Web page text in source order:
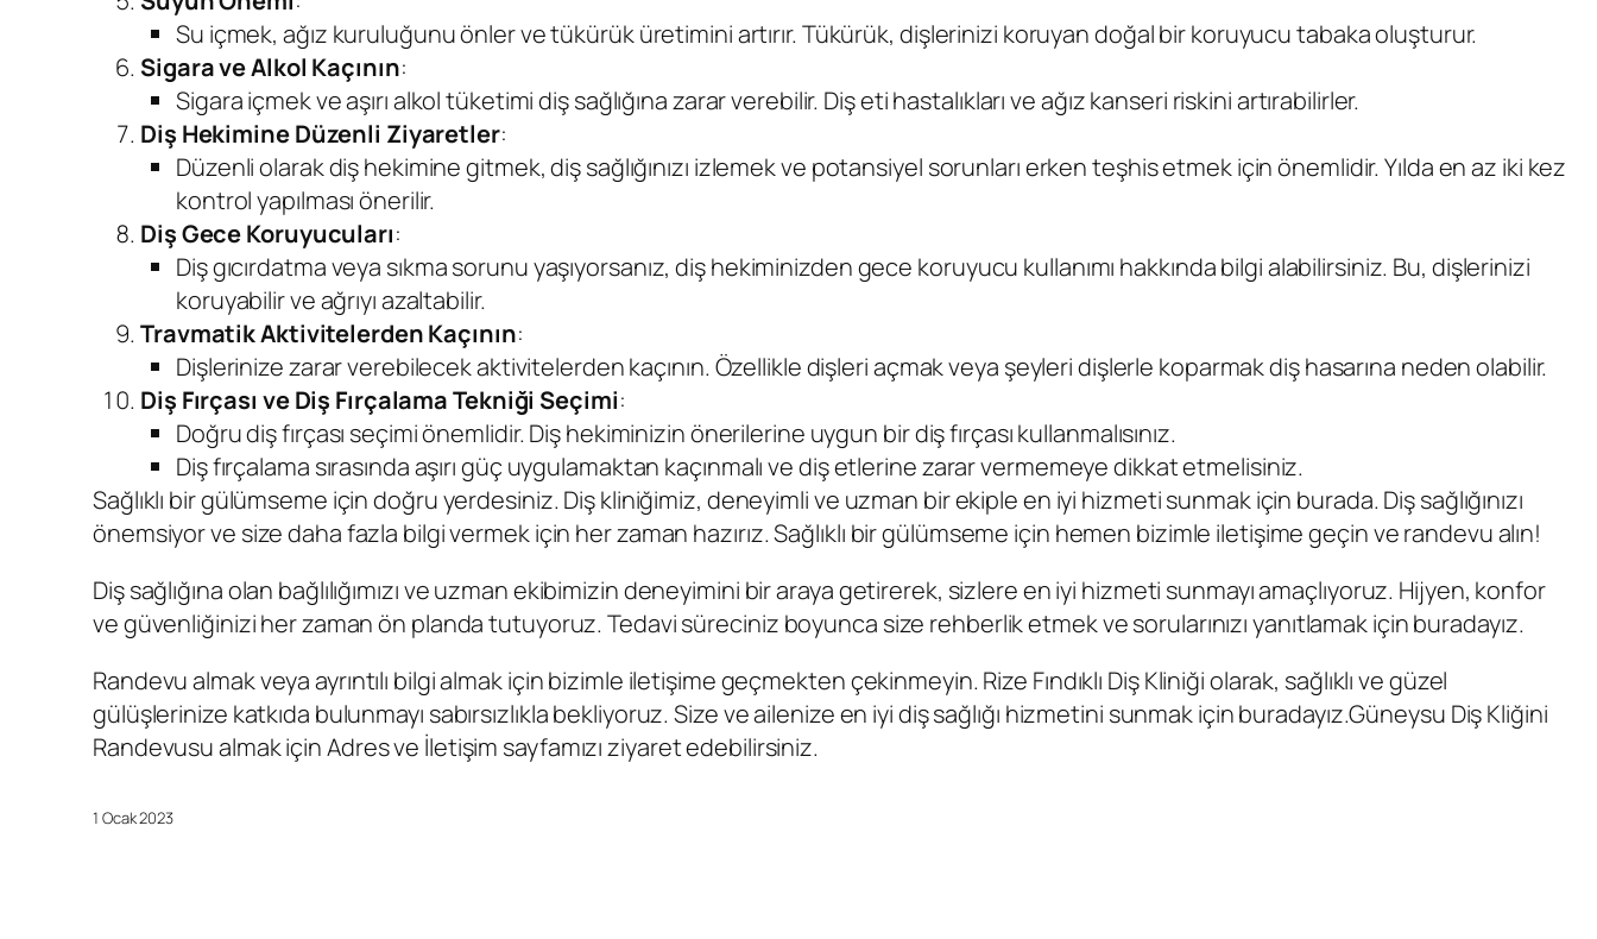
Su içmek, ağız kuruluğunu önler ve tükürük üretimini artırır. Tükürük, dişlerinizi koruyan doğal bir koruyucu tabaka oluşturur.
Sigara ve Alkol Kaçının:
Sigara içmek ve aşırı alkol tüketimi diş sağlığına zarar verebilir. Diş eti hastalıkları ve ağız kanseri riskini artırabilirler.
Diş Hekimine Düzenli Ziyaretler:
Düzenli olarak diş hekimine gitmek, diş sağlığınızı izlemek ve potansiyel sorunları erken teşhis etmek için önemlidir. Yılda en az iki kez
kontrol yapılması önerilir.
Diş Gece Koruyucuları:
Diş gıcırdatma veya sıkma sorunu yaşıyorsanız, diş hekiminizden gece koruyucu kullanımı hakkında bilgi alabilirsiniz. Bu, dişlerinizi
koruyabilir ve ağrıyı azaltabilir.
Travmatik Aktivitelerden Kaçının:
Dişlerinize zarar verebilecek aktivitelerden kaçının. Özellikle dişleri açmak veya şeyleri dişlerle koparmak diş hasarına neden olabilir.
Diş Fırçası ve Diş Fırçalama Tekniği Seçimi:
Doğru diş fırçası seçimi önemlidir. Diş hekiminizin önerilerine uygun bir diş fırçası kullanmalısınız.
Diş fırçalama sırasında aşırı güç uygulamaktan kaçınmalı ve diş etlerine zarar vermemeye dikkat etmelisiniz.
Sağlıklı bir gülümseme için doğru yerdesiniz. Diş kliniğimiz, deneyimli ve uzman bir ekiple en iyi hizmeti sunmak için burada. Diş sağlığınızı
önemsiyor ve size daha fazla bilgi vermek için her zaman hazırız. Sağlıklı bir gülümseme için hemen bizimle iletişime geçin ve randevu alın!
Diş sağlığına olan bağlılığımızı ve uzman ekibimizin deneyimini bir araya getirerek, sizlere en iyi hizmeti sunmayı amaçlıyoruz. Hijyen, konfor
ve güvenliğinizi her zaman ön planda tutuyoruz. Tedavi süreciniz boyunca size rehberlik etmek ve sorularınızı yanıtlamak için buradayız.
Randevu almak veya ayrıntılı bilgi almak için bizimle iletişime geçmekten çekinmeyin. Rize Fındıklı Diş Kliniğiolarak, sağlıklı ve güzel
gülüşlerinize katkıda bulunmayı sabırsızlıkla bekliyoruz. Size ve ailenize en iyi diş sağlığı hizmetini sunmak için buradayız.Güneysu Diş Kliğini
Randevusualmak için Adres ve İletişim sayfamızı ziyaret edebilirsiniz.
1 Ocak 2023